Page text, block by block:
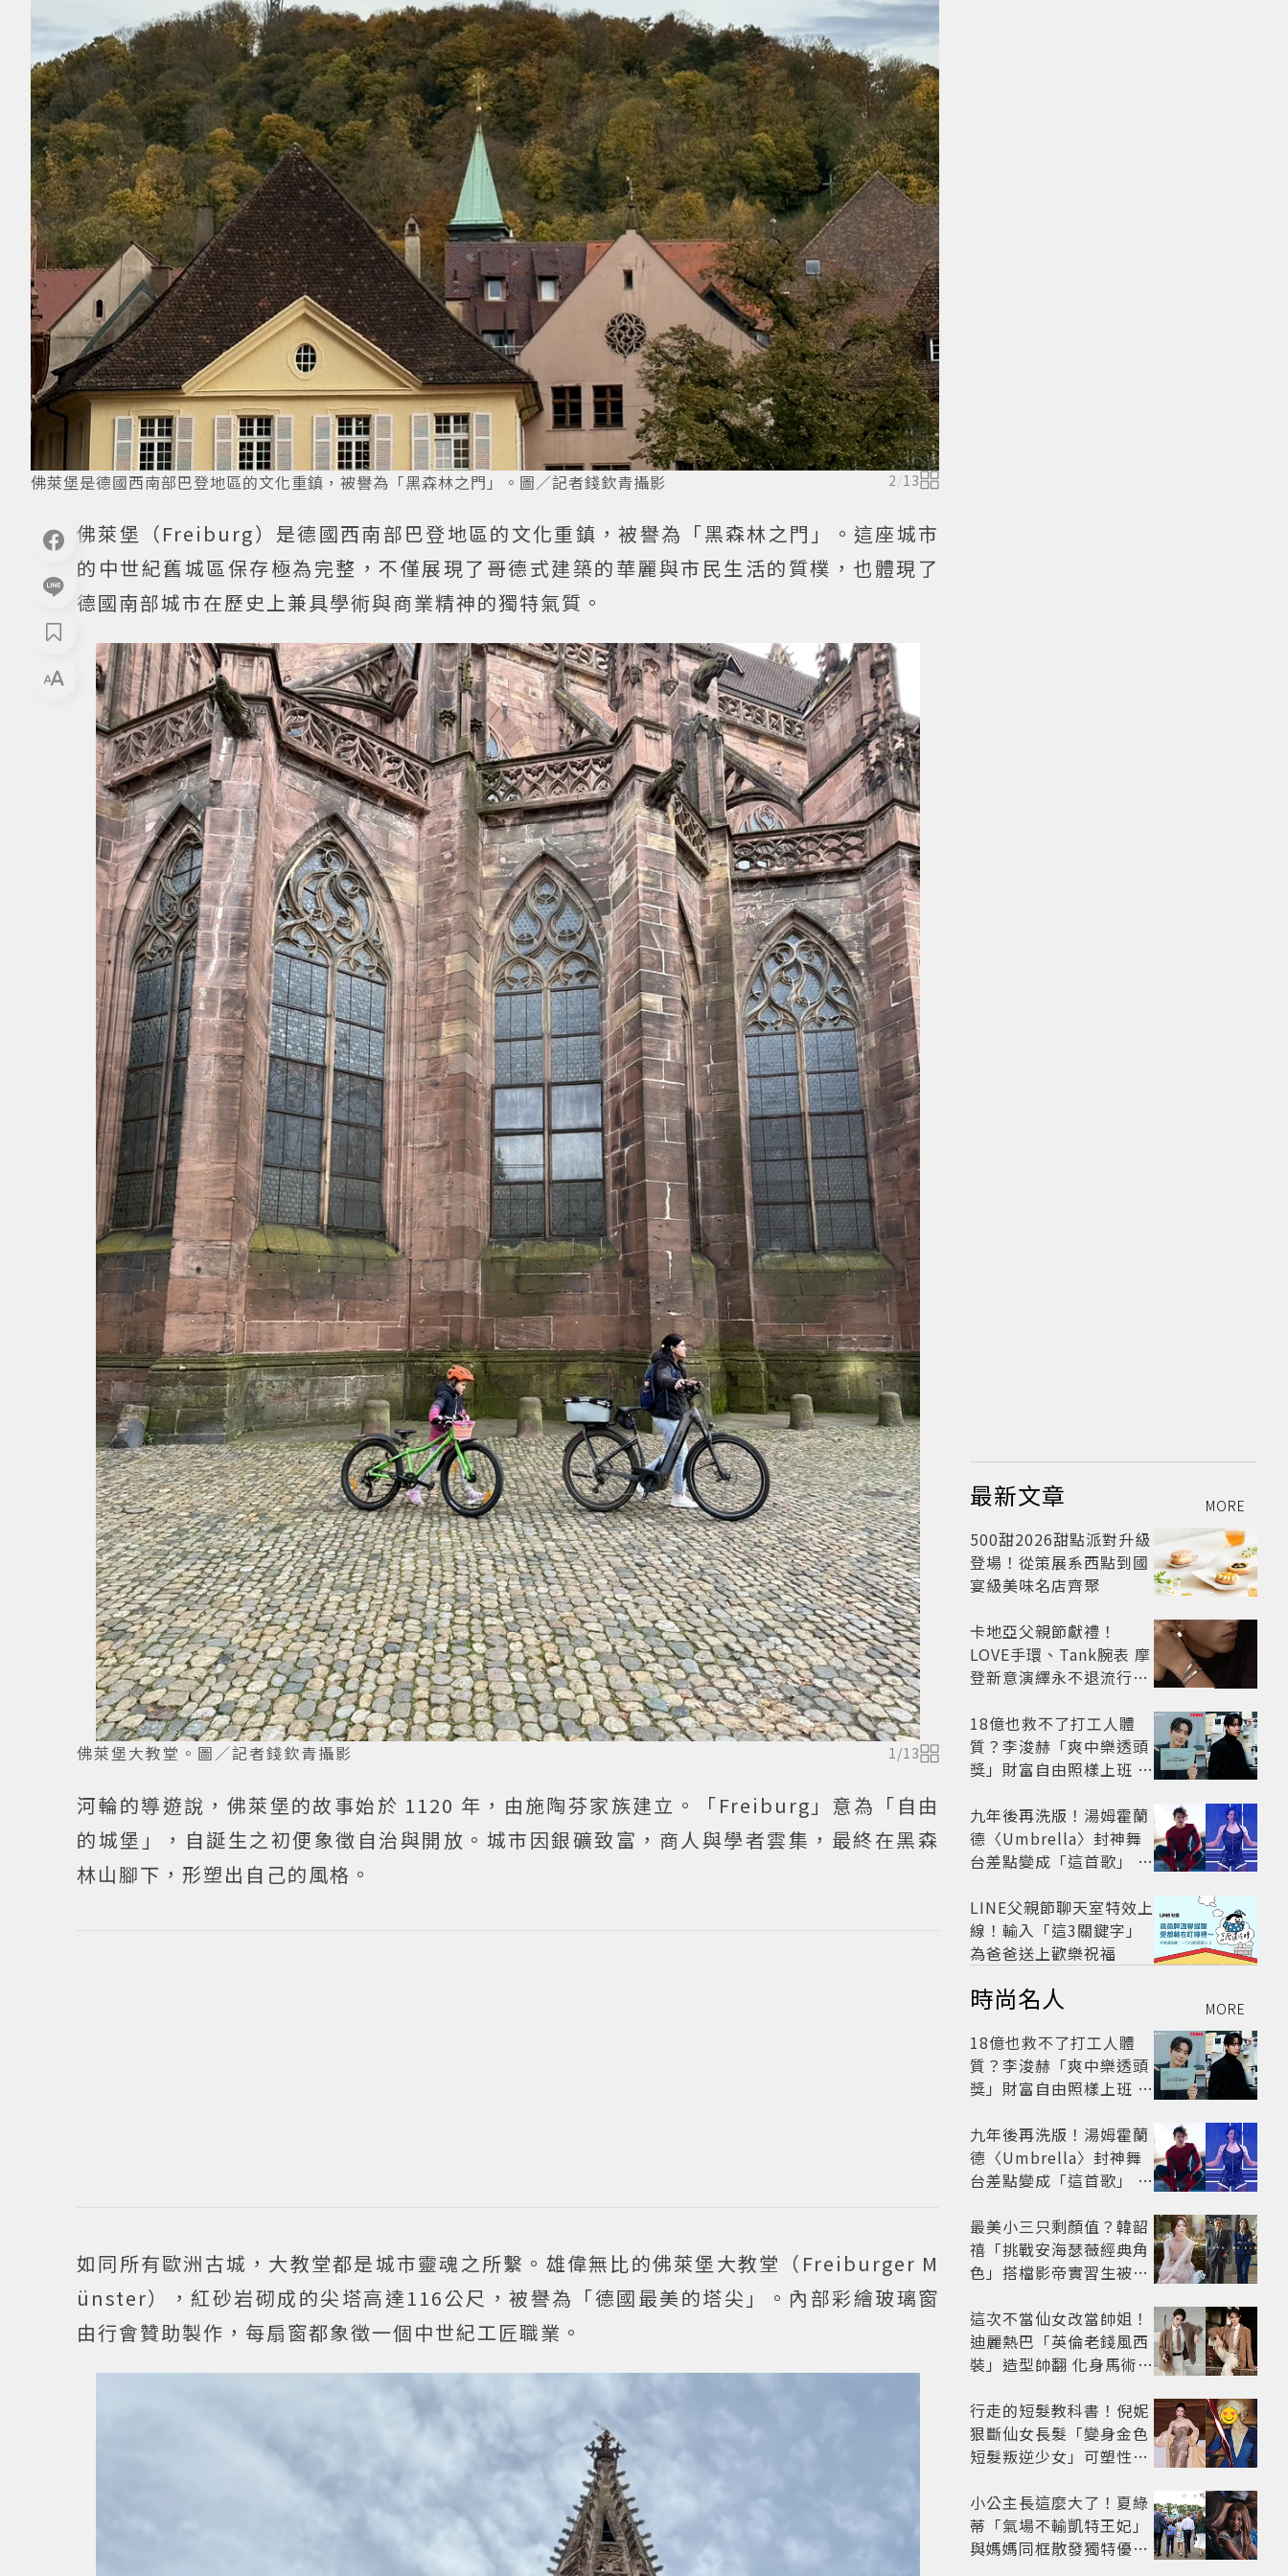
佛萊堡是德國西南部巴登地區的文化重鎮，被譽為「黑森林之門」。圖／記者錢欽青攝影 2/13
佛萊堡（Freiburg）是德國西南部巴登地區的文化重鎮，被譽為「黑森林之門」。這座城市
的中世紀舊城區保存極為完整，不僅展現了哥德式建築的華麗與市民生活的質樸，也體現了
德國南部城市在歷史上兼具學術與商業精神的獨特氣質。
佛萊堡大教堂。圖／記者錢欽青攝影 1/13
河輪的導遊說，佛萊堡的故事始於 1120 年，由施陶芬家族建立。「Freiburg」意為「自由
的城堡」，自誕生之初便象徵自治與開放。城市因銀礦致富，商人與學者雲集，最終在黑森
林山腳下，形塑出自己的風格。
如同所有歐洲古城，大教堂都是城市靈魂之所繫。雄偉無比的佛萊堡大教堂（Freiburger M
ünster），紅砂岩砌成的尖塔高達116公尺，被譽為「德國最美的塔尖」。內部彩繪玻璃窗
由行會贊助製作，每扇窗都象徵一個中世紀工匠職業。
最新文章 MORE
500甜2026甜點派對升級
登場！從策展系西點到國
宴級美味名店齊聚
卡地亞父親節獻禮！
LOVE手環、Tank腕表 摩
登新意演繹永不退流行經
18億也救不了打工人體
質？李浚赫「爽中樂透頭
獎」財富自由照樣上班 西
九年後再洗版！湯姆霍蘭
德〈Umbrella〉封神舞
台差點變成「這首歌」 造
開
LINE父親節聊天室特效上
線！輸入「這3關鍵字」
為爸爸送上歡樂祝福
時尚名人 MORE
18億也救不了打工人體
質？李浚赫「爽中樂透頭
獎」財富自由照樣上班 西
九年後再洗版！湯姆霍蘭
德〈Umbrella〉封神舞
台差點變成「這首歌」 造
開
最美小三只剩顏值？韓韶
禧「挑戰安海瑟薇經典角
色」搭檔影帝實習生被
這次不當仙女改當帥姐！
迪麗熱巴「英倫老錢風西
裝」造型帥翻 化身馬術師
行走的短髮教科書！倪妮
狠斷仙女長髮「變身金色
短髮叛逆少女」可塑性超
小公主長這麼大了！夏綠
蒂「氣場不輸凱特王妃」
與媽媽同框散發獨特優雅